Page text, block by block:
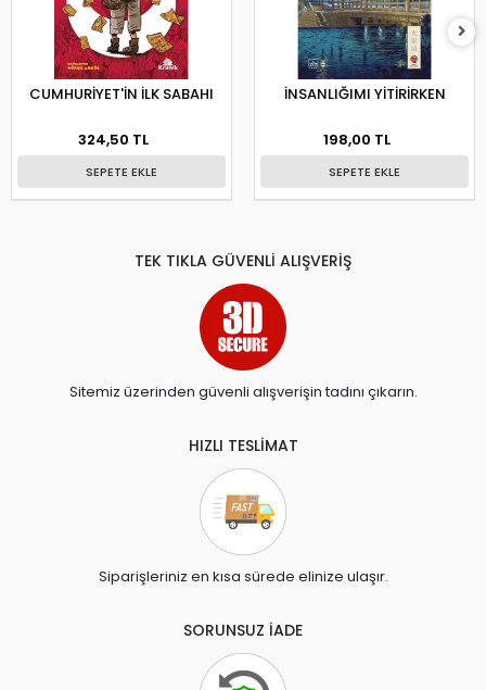
CUMHURİYET'İN İLK SABAHI
324,50 TL
SEPETE EKLE
İNSANLIĞIMI YİTİRİRKEN
198,00 TL
SEPETE EKLE
TEK TIKLA GÜVENLİ ALIŞVERİŞ
Sitemiz üzerinden güvenli alışverişin tadını çıkarın.
HIZLI TESLİMAT
Siparişleriniz en kısa sürede elinize ulaşır.
SORUNSUZ İADE